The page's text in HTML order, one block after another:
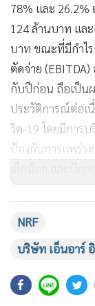
78% และ
124 ล้านบาท แล
บาท ขณะที่มีกำไร
ตัดจ่าย
กับปีก่อน ถือเป็น
ประวัติการณ์ต่อเ
วิด-19 โดยมีการ
ป้องกันการแพร่ร
เล็กน้อย และปัญ
ติดตามและสนับส
เพื่อควบคุมสถา
ปัญหาด้านการขน
NRF
บริษัท เอ็นอาร์